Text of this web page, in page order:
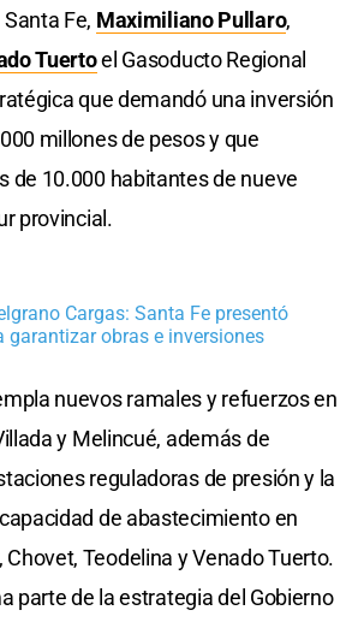
Fe, Maximiliano Pullaro,
Tuertoel Gasoducto Regional
que demandó una inversión
millones de pesos y que
de 10.000 habitantes de nueve
provincial.
Cargas: Santa Fe presentó
garantizar obras e inversiones
nuevos ramales y refuerzos en
y Melincué, además de
reguladoras de presión y la
de abastecimiento en
Chovet, Teodelina y Venado Tuerto.
parte de la estrategia del Gobierno